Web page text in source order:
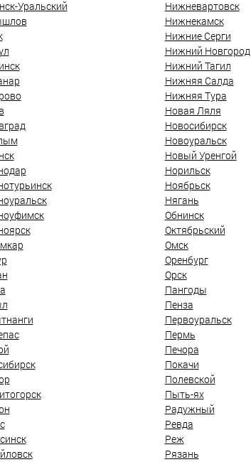
Уральский
Нижневартовск
Нижнекамск
Нижние Серги
Нижний Новгород
Нижний Тагил
Нижняя Салда
Нижняя Тура
Новая Ляля
Новосибирск
Новоуральск
Новый Уренгой
Норильск
Ноябрьск
Нягань
Обнинск
Октябрьский
Омск
Оренбург
Орск
Пангоды
Пенза
Первоуральск
Пермь
Печора
Покачи
Полевской
Пыть-ях
Радужный
Ревда
Реж
Рязань